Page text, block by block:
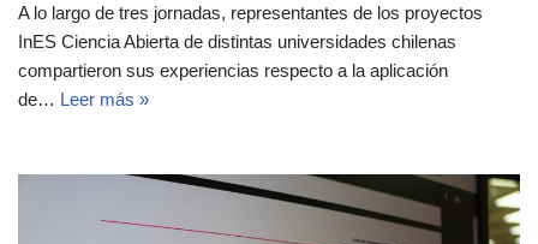
A lo largo de tres jornadas, representantes de los proyectos
InES Ciencia Abierta de distintas universidades chilenas
compartieron sus experiencias respecto a la aplicación
de… Leer más »